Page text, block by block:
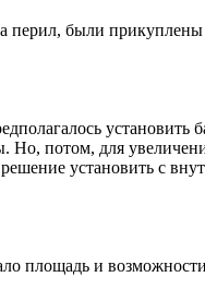
перил, были
установить
Но, потом, для
установить с
площадь и